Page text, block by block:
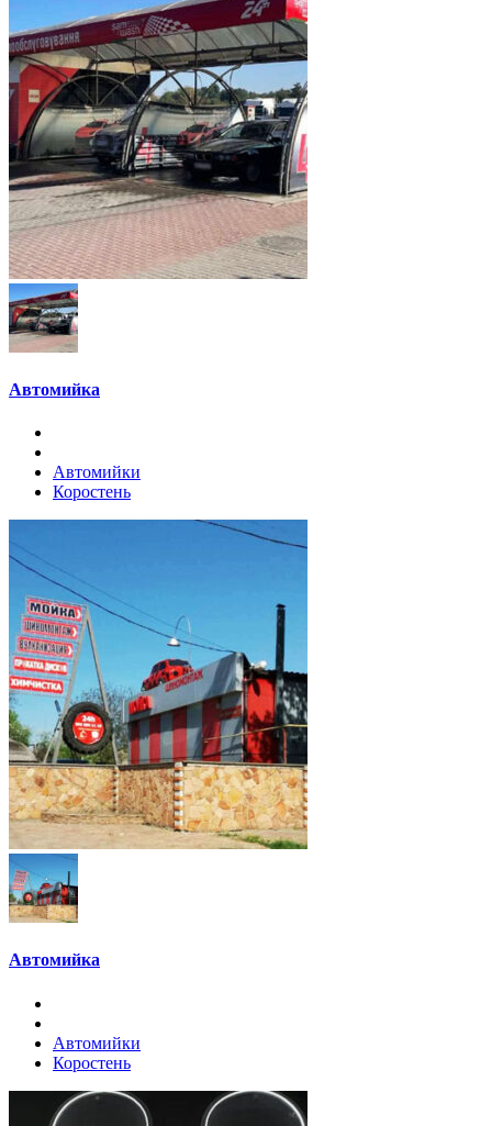
Автомийка
Автомийки
Коростень
Автомийка
Автомийки
Коростень